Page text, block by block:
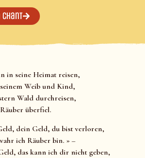
chant
in seine Heimat reisen,
Weib und Kind,
Wald durchreisen,
überfiel.
dein Geld, du bist verloren,
ich Räuber bin. » –
das kann ich dir nicht geben,